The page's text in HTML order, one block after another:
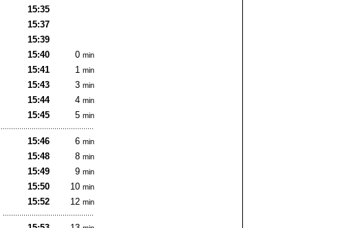
15:35
15:37
15:39
15:40 0 min
15:41 1 min
15:43 3 min
15:44 4 min
15:45 5 min
15:46 6 min
15:48 8 min
15:49 9 min
15:50 10 min
15:52 12 min